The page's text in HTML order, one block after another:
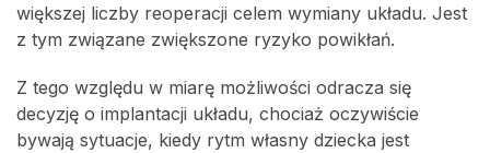
większej liczby reoperacji celem wymiany układu. Jest
z tym związane zwiększone ryzyko powikłań.
Z tego względu w miarę możliwości odracza się
decyzję o implantacji układu, chociaż oczywiście
bywają sytuacje, kiedy rytm własny dziecka jest